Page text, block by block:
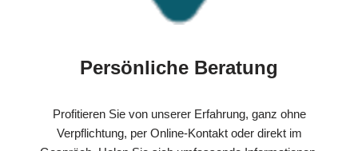
Persönliche Beratung
Profitieren Sie von unserer Erfahrung, ganz ohne
Verpflichtung, per Online-Kontakt oder direkt im